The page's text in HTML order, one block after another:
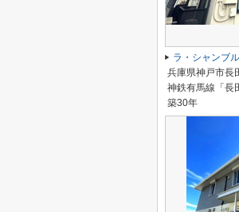
ラ・シャンブ
兵庫県神戸市長
神鉄有馬線「長
築30年